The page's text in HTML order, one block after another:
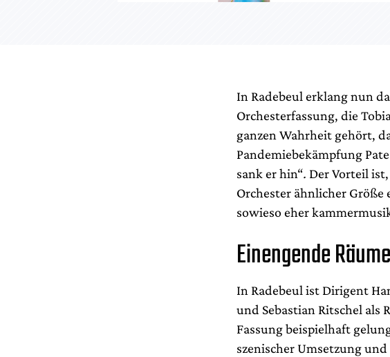
In Radebeul erklang nun
Orchesterfassung, die
ganzen Wahrheit gehört,
Pandemiebekämpfung
sank er hin“. Der Vorteil
Orchester ähnlicher
sowieso eher
Einengende
In Radebeul ist Dirigent
und Sebastian Ritschel als
Fassung beispielhaft
szenischer Umsetzung